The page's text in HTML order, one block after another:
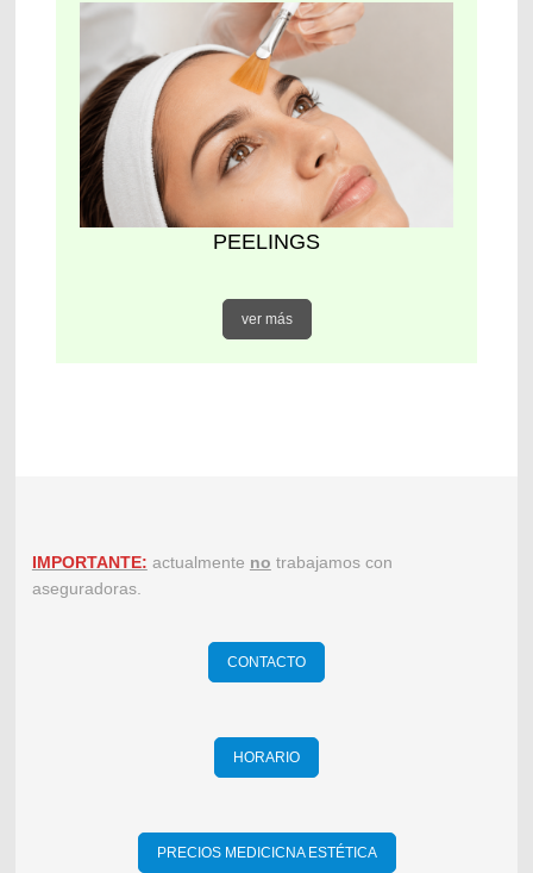
PEELINGS
ver más
IMPORTANTE: actualmente no trabajamos con
aseguradoras.
CONTACTO
HORARIO
PRECIOS MEDICICNA ESTÉTICA